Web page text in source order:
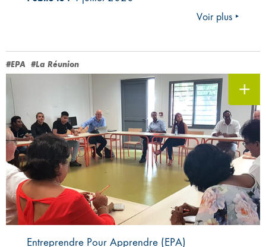
Voir plus ‣
#EPA #La Réunion
Entreprendre Pour Apprendre (EPA)